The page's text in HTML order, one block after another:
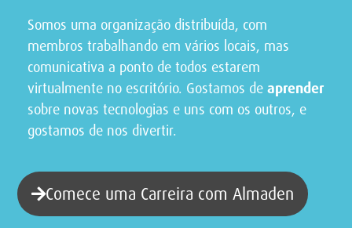
Somos uma organização distribuída, com
membros trabalhando em vários locais, mas
comunicativa a ponto de todos estarem
virtualmente no escritório. Gostamos de aprender
sobre novas tecnologias e uns com os outros, e
gostamos de nos divertir.
Comece uma Carreira com Almaden